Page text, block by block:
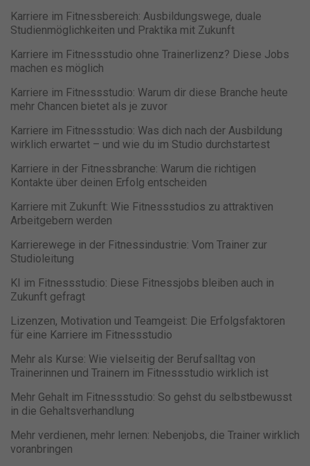
Karriere im Fitnessbereich: Ausbildungswege, duale
Studienmöglichkeiten und Praktika mit Zukunft
Karriere im Fitnessstudio ohne Trainerlizenz? Diese Jobs
machen es möglich
Karriere im Fitnessstudio: Warum dir diese Branche heute
mehr Chancen bietet als je zuvor
Karriere im Fitnessstudio: Was dich nach der Ausbildung
wirklich erwartet – und wie du im Studio durchstartest
Karriere in der Fitnessbranche: Warum die richtigen
Kontakte über deinen Erfolg entscheiden
Karriere mit Zukunft: Wie Fitnessstudios zu attraktiven
Arbeitgebern werden
Karrierewege in der Fitnessindustrie: Vom Trainer zur
Studioleitung
KI im Fitnessstudio: Diese Fitnessjobs bleiben auch in
Zukunft gefragt
Lizenzen, Motivation und Teamgeist: Die Erfolgsfaktoren
für eine Karriere im Fitnessstudio
Mehr als Kurse: Wie vielseitig der Berufsalltag von
Trainerinnen und Trainern im Fitnessstudio wirklich ist
Mehr Gehalt im Fitnessstudio: So gehst du selbstbewusst
in die Gehaltsverhandlung
Mehr verdienen, mehr lernen: Nebenjobs, die Trainer wirklich
voranbringen